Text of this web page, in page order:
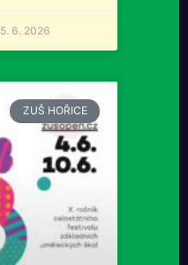
5. 6. 2026
ZUŠ HOŘICE